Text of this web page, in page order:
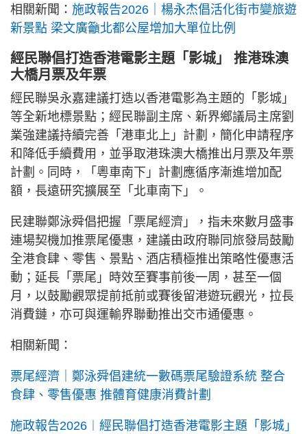
相關新聞： 施政報告2026｜楊永杰倡活化街市變旅遊
新景點 梁文廣籲北都公屋增加大單位比例
經民聯倡打造香港電影主題「影城」 推港珠澳
大橋月票及年票
經民聯吳永嘉建議打造以香港電影為主題的「影城」
等全新地標景點；經民聯副主席、新界鄉議局主席劉
業強建議持續完善「港車北上」計劃，簡化申請程序
和降低手續費用，並爭取港珠澳大橋推出月票及年票
計劃。同時，「粵車南下」計劃應循序漸進增加配
額，長遠研究擴展至「北車南下」。
民建聯鄭泳舜倡把握「票尾經濟」，指未來數月盛事
連場契機加推票尾優惠，建議由政府聯同旅發局鼓勵
全港食肆、零售、景點、酒店積極推出策略性優惠活
動；延長「票尾」時效至賽事前後一周，甚至一個
月，以鼓勵觀眾提前抵前或賽後留港遊玩觀光，拉長
消費鏈，亦可與運輸界聯動推出交市通優惠。
相關新聞：
票尾經濟｜鄭泳舜倡建統一數碼票尾驗證系統 整合
食肆、零售優惠 推體育健康消費計劃
施政報告2026︱經民聯倡打造香港電影主題「影城」